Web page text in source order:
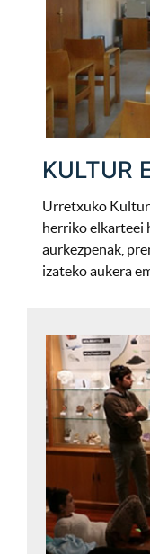
KULTUR
Urretxuko
herriko elkarteei
aurkezpenak,
izateko aukera